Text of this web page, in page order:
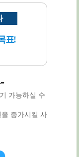
표!
가능하실 수
증가시킬 사